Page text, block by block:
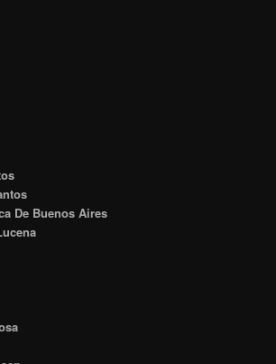
De Buenos Aires